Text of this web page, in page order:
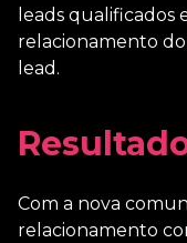
leads qualificados
relacionamento
lead.
Com a nova
relacionamento